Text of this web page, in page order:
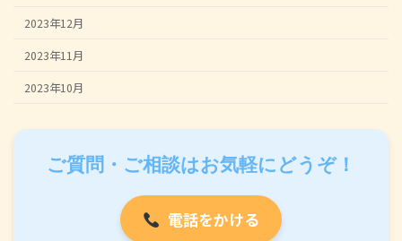
2023年12月
2023年11月
2023年10月
ご質問・ご相談はお気軽にどうぞ！
電話をかける